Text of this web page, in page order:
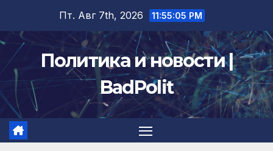
содержимому
Пт. Авг 7th, 2026 11:55:05 PM
Политика и новости |
BadPolit